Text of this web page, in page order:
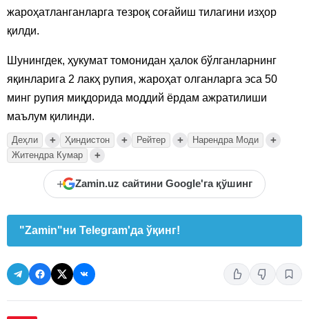
жароҳатланганларга тезроқ соғайиш тилагини изҳор
қилди.
Шунингдек, ҳукумат томонидан ҳалок бўлганларнинг
яқинларига 2 лакҳ рупия, жароҳат олганларга эса 50
минг рупия миқдорида моддий ёрдам ажратилиши
маълум қилинди.
Деҳли + Ҳиндистон + Рейтер + Нарендра Моди +
Житендра Кумар +
+ Zamin.uz сайтини Google'га қўшинг
"Zamin"ни Telegram'да ўқинг!